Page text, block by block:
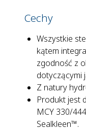
Cechy
Wszystkie
kątem
zgodność z
dotyczącymi
Z natury
Produkt jest
MCY 330/
Sealkleen™.